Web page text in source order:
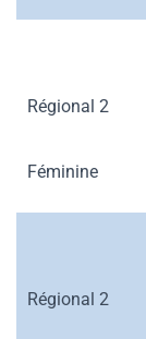
Régional 2
Féminine
Régional 2